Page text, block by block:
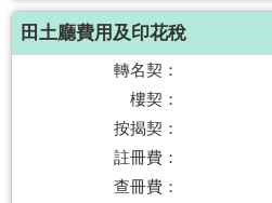
於
我
田土廳費用及印花稅
轉名契：
樓契：
按揭契：
註冊費：
查冊費：